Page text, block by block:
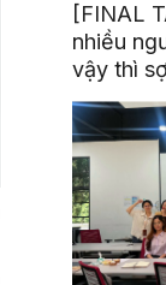
[FINAL
nhiều
vậy thì
thế giới